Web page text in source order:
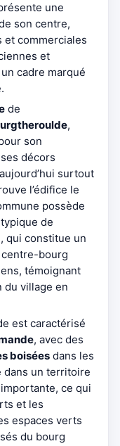
une
son centre,
et commerciales
et
cadre marqué
de
,
son
décors
surtout
l’édifice le
possède
de
qui constitue un
centre-bourg
témoignant
du village en
est caractérisé
, avec des
boisées dans les
dans un territoire
ce qui
et les
espaces verts
du bourg